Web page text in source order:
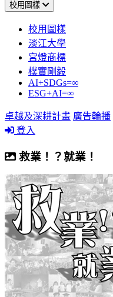
校用圖樣
校用圖樣
淡江大學
宮燈商標
樸實剛毅
AI+SDGs=∞
ESG+AI=∞
卓越及深耕計畫 廣告輪播
登入
救業！？就業！